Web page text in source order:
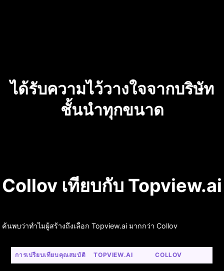
ได้รับความไว้วางใจจากบริษัท
ชั้นนำทุกขนาด
Collov เทียบกับ Topview.ai
ค้นพบว่าทำไมผู้สร้างถึงเลือก Topview.ai มากกว่า Collov
การเปรียบเทียบคุณสมบัติ TOPVIEW.AI COLLOV